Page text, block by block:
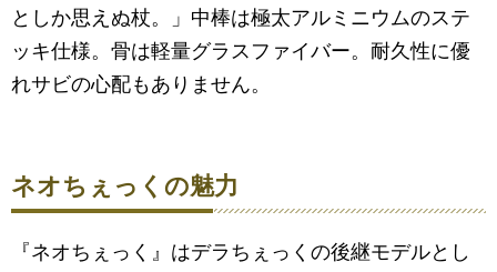
としか思えぬ杖。」中棒は極太アルミニウムのステ
ッキ仕様。骨は軽量グラスファイバー。耐久性に優
れサビの心配もありません。
ネオちぇっくの魅力
『ネオちぇっく』はデラちぇっくの後継モデルとし